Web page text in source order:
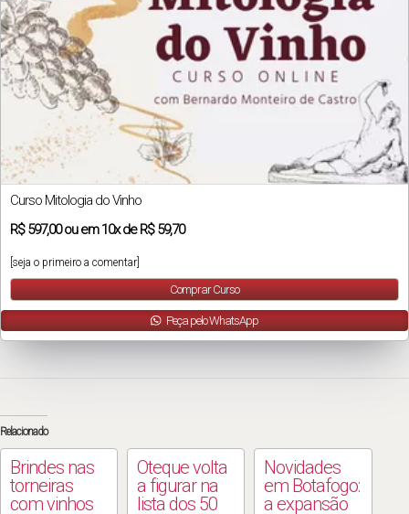
Curso Mitologia do Vinho
R$597,00ou em10xdeR$ 59,70
[seja o primeiro a comentar]
Comprar Curso
Peça pelo WhatsApp
Relacionado
Brindes nas
torneiras
com vinhos
Oteque volta
a figurar na
lista dos 50
Novidades
em Botafogo:
a expansão